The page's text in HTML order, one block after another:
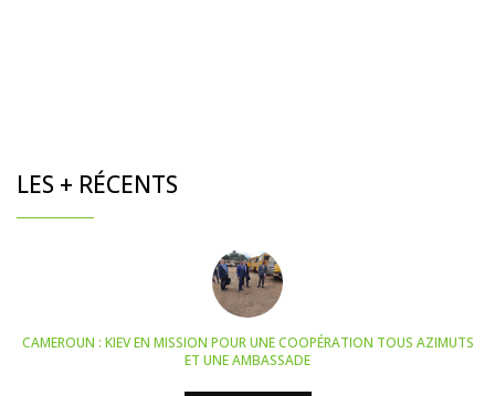
LES + RÉCENTS
CAMEROUN : KIEV EN MISSION POUR UNE COOPÉRATION TOUS AZIMUTS
ET UNE AMBASSADE